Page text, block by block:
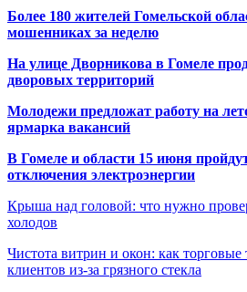
Более 180 жителей Гомельской
мошенниках за неделю
На улице Дворникова в Гомеле
дворовых территорий
Молодежи предложат работу на
ярмарка вакансий
В Гомеле и области 15 июня
отключения электроэнергии
Крыша над головой: что нужно
холодов
Чистота витрин и окон: как торговые
клиентов из-за грязного стекла